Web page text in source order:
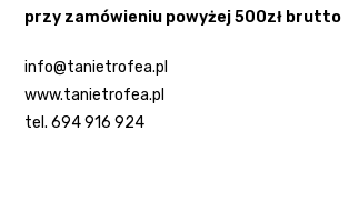
przy zamówieniu powyżej 500zł brutto
info@tanietrofea.pl
www.tanietrofea.pl
tel. 694 916 924